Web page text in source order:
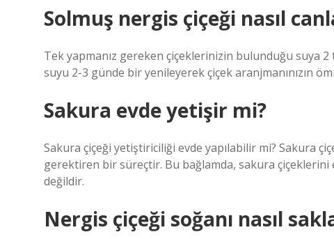
Solmuş nergis çiçeği nasıl
Tek yapmanız gereken çiçeklerinizin bulunduğu suya 2
suyu 2-3 günde bir yenileyerek çiçek aranjmanınızın
Sakura evde yetişir mi?
Sakura çiçeği yetiştiriciliği evde yapılabilir mi? Sakura
gerektiren bir süreçtir. Bu bağlamda, sakura
değildir.
Nergis çiçeği soğanı nasıl